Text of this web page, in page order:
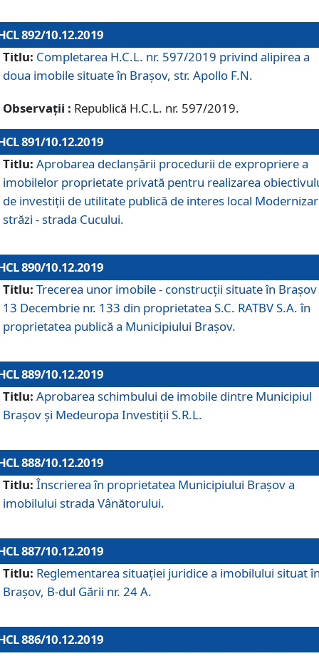
892/10.12.2019
Titlu: Completarea H.C.L. nr. 597/2019 privind alipirea a
doua imobile situate în Brașov, str. Apollo F.N.
Observații : Republică H.C.L. nr. 597/2019.
891/10.12.2019
Titlu: Aprobarea declanșării procedurii de expropriere a
imobilelor proprietate privată pentru realizarea
de investiții de utilitate publică de interes local
străzi - strada Cucului.
890/10.12.2019
Titlu: Trecerea unor imobile - construcții situate în Brașov
13 Decembrie nr. 133 din proprietatea S.C. RATBV S.A. în
proprietatea publică a Municipiului Brașov.
889/10.12.2019
Titlu: Aprobarea schimbului de imobile dintre Municipiul
Brașov și Medeuropa Investiții S.R.L.
888/10.12.2019
Titlu: Înscrierea în proprietatea Municipiului Braşov a
imobilului strada Vânătorului.
887/10.12.2019
Titlu: Reglementarea situației juridice a imobilului situat
Brașov, B-dul Gării nr. 24 A.
886/10.12.2019